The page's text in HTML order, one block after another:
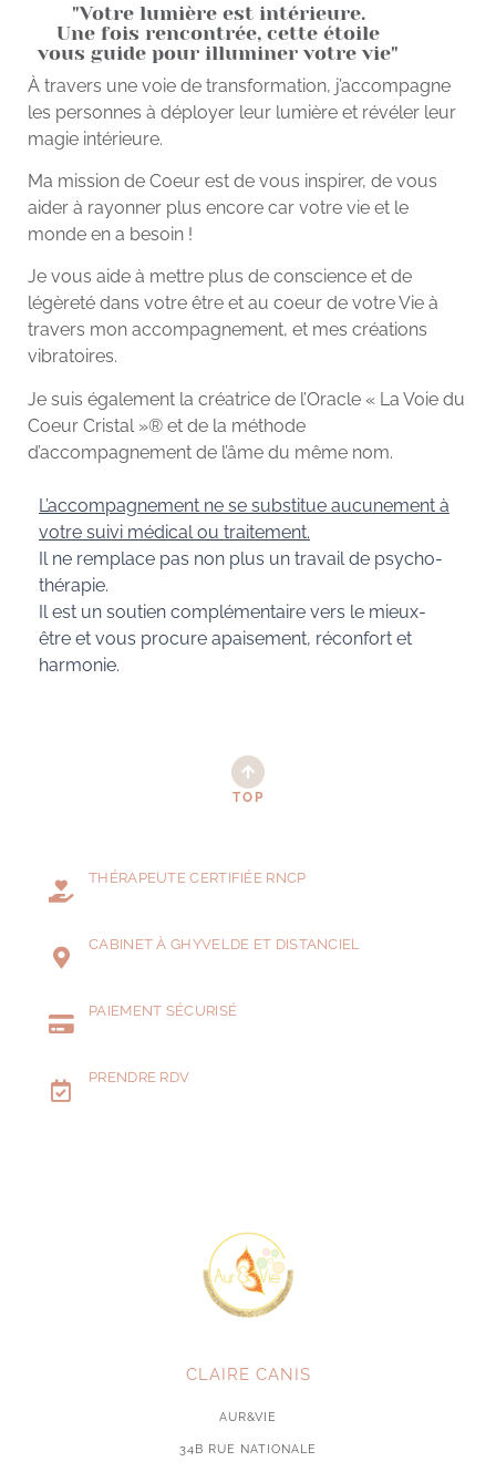
"Votre lumière est intérieure.
Une fois rencontrée, cette étoile
vous guide pour illuminer votre vie"
À travers une voie de transformation, j’accompagne
les personnes à déployer leur lumière et révéler leur
magie intérieure.
Ma mission de Coeur est de vous inspirer, de vous
aider à rayonner plus encore car votre vie et le
monde en a besoin !
Je vous aide à mettre plus de conscience et de
légèreté dans votre être et au coeur de votre Vie à
travers mon accompagnement, et mes créations
vibratoires.
Je suis également la créatrice de l’Oracle « La Voie du
Coeur Cristal »® et de la méthode
d’accompagnement de l’âme du même nom.
L’accompagnement ne se substitue aucunement à
votre suivi médical ou traitement.
Il ne remplace pas non plus un travail de psycho-
thérapie.
Il est un soutien complémentaire vers le mieux-
être et vous procure apaisement, réconfort et
harmonie.
TOP
THÉRAPEUTE CERTIFIÉE RNCP
CABINET À GHYVELDE ET DISTANCIEL
PAIEMENT SÉCURISÉ
PRENDRE RDV
CLAIRE CANIS
AUR&VIE
34B RUE NATIONALE